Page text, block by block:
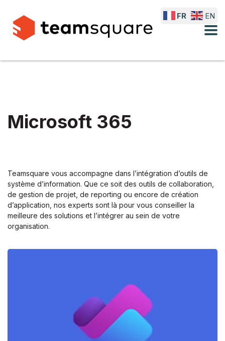
Microsoft 365
Teamsquare vous accompagne dans l’intégration d’outils de
système d’information. Que ce soit des outils de collaboration,
de gestion de projet, de reporting ou encore de création
d’application, nos experts sont là pour vous conseiller la
meilleure des solutions et l’intégrer au sein de votre
organisation.
FR EN